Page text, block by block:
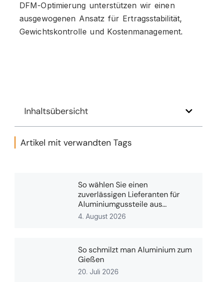
DFM-Optimierung unterstützen wir einen
ausgewogenen Ansatz für Ertragsstabilität,
Gewichtskontrolle und Kostenmanagement.
Inhaltsübersicht
Artikel mit verwandten Tags
So wählen Sie einen
zuverlässigen Lieferanten für
Aluminiumgussteile aus...
4. August 2026
So schmilzt man Aluminium zum
Gießen
20. Juli 2026